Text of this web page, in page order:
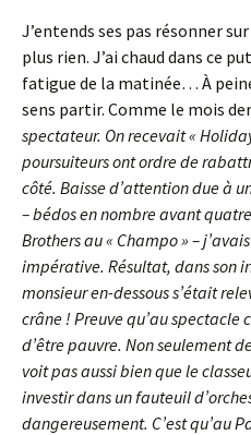
J’entends ses pas résonner
plus rien. J’ai chaud dans ce
fatigue de la matinée… À
sens partir. Comme le mois
spectateur. On recevait «
poursuiteurs ont ordre de
côté. Baisse d’attention due à
– bédos en nombre avant
Brothers au « Champo » –
impérative. Résultat, dans son
monsieur en-dessous s’était
crâne ! Preuve qu’au spectacle
d’être pauvre. Non seulement
voit pas aussi bien que le
investir dans un fauteuil
dangereusement. C’est qu’au